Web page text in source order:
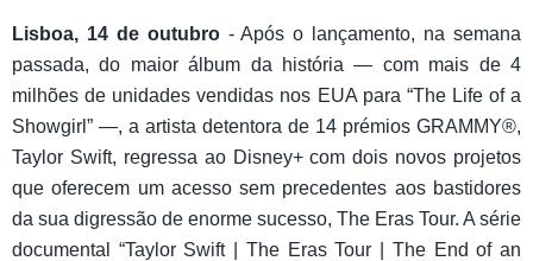
Lisboa, 14 de outubro- Após o lançamento, na semana
passada, do maior álbum da história — com mais de 4
milhões de unidades vendidas nos EUA para “The Life of a
Showgirl” —, a artista detentora de 14 prémios GRAMMY®,
Taylor Swift, regressa ao Disney+ com dois novos projetos
que oferecem um acesso sem precedentes aos bastidores
da sua digressão de enorme sucesso, The Eras Tour. A série
documental “Taylor Swift | The Eras Tour | The End of an